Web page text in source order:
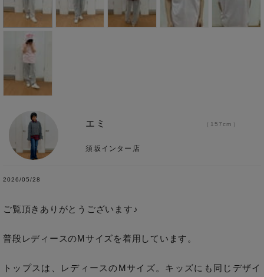
エミ
須坂インター店
157cm
2026/05/28
ご覧頂きありがとうございます♪
普段レディースのMサイズを着用しています。
トップスは、レディースのMサイズ。キッズにも同じデザイ